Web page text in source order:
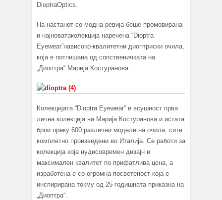
DioptraOptics.
На настанот со модна ревија беше промовирана
и најноватаколекција наречена “Dioptra
Eyewear”нависоко-квалитетни диоптриски очила,
која е потпишана од сопственичката на
„Диоптра“ Марија Костуранова.
Колекцијата “Dioptra Eyewear” е всушност прва
лична колекција на Марија Костуранова и истата
брои преку 600 различни модели на очила, сите
комплетно произведени во Италија. Се работи за
колекција која нудисовремен дизајн и
максимален квалитет по прифатлива цена, а
изработена е со огромна посветеност која е
инспирирана токму од 25-годишната приказна на
„Диоптра“.